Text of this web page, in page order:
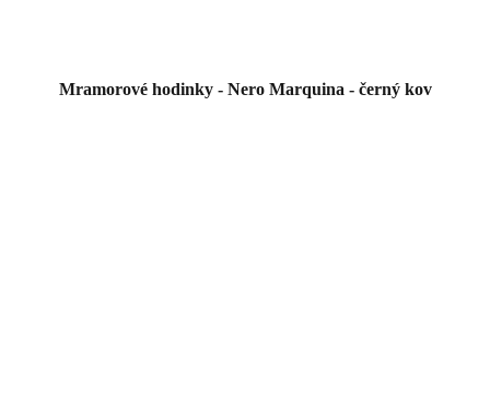
Mramorové hodinky - Nero Marquina - černý kov